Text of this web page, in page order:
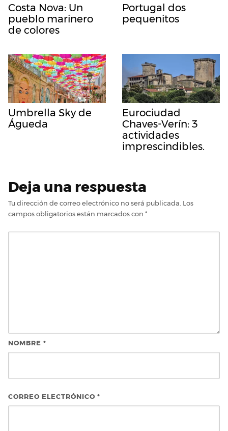
Costa Nova: Un
pueblo marinero
de colores
Portugal dos
pequenitos
Umbrella Sky de
Águeda
Eurociudad
Chaves-Verín: 3
actividades
imprescindibles.
Deja una respuesta
Tu dirección de correo electrónico no será publicada. Los
campos obligatorios están marcados con *
NOMBRE *
CORREO ELECTRÓNICO *